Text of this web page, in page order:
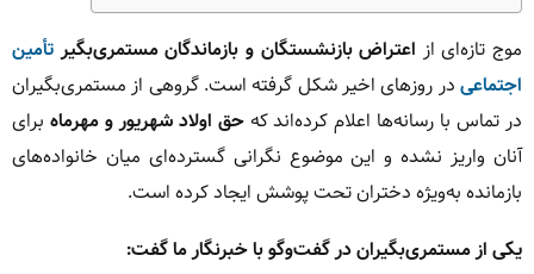
موج تازه‌ای از اعتراض بازنشستگان و بازماندگان مستمری‌بگیر تأمین
اجتماعی در روزهای اخیر شکل گرفته است. گروهی از مستمری‌بگیران
در تماس با رسانه‌ها اعلام کرده‌اند کهحق اولاد شهریور و مهرماه برای
آنان واریز نشده و این موضوع نگرانی گسترده‌ای میان خانواده‌های
بازمانده به‌ویژه دختران تحت پوشش ایجاد کرده است.
یکی از مستمری‌بگیران در گفت‌وگو با خبرنگار ما گفت: